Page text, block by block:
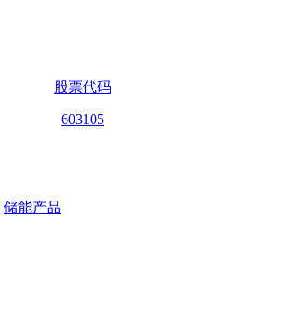
股票代码
603105
储能产品